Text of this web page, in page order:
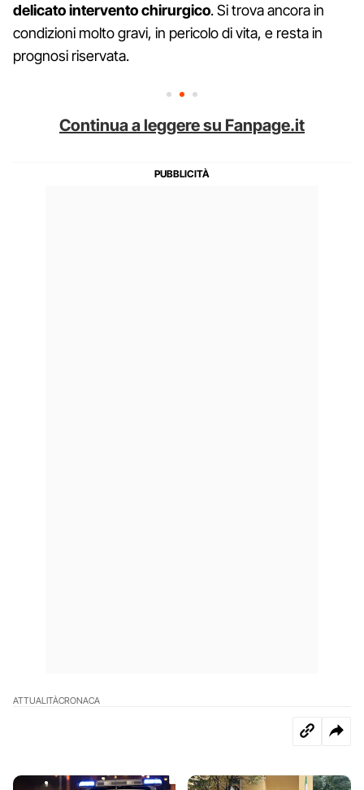
delicato intervento chirurgico. Si trova ancora in
condizioni molto gravi, in pericolo di vita, e resta in
prognosi riservata.
Continua a leggere su Fanpage.it
ATTUALITÀCRONACA